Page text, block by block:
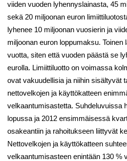
viiden vuoden lyhennyslainasta, 45
sekä 20 miljoonan euron
lyhenee 10 miljoonan vuosierin ja
miljoonan euron loppumaksu.
vuotta, siten että vuoden päästä se
eurolla. Limiittiluotto on voimassa
ovat vakuudellisia ja niihin sisältyvät
nettovelkojen ja käyttökatteen
velkaantumisastetta. Suhdeluvuissa
lopussa ja 2012 ensimmäisessä
osakeantiin ja rahoitukseen liittyvät
Nettovelkojen ja käyttökatteen
velkaantumisasteen enintään 130 %